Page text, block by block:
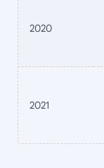
2020
2021